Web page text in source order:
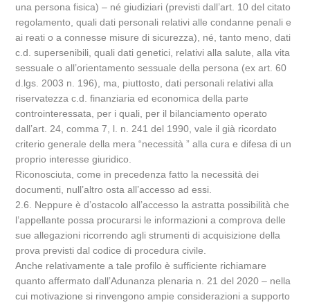
una persona fisica) – né giudiziari (previsti dall’art. 10 del citato
regolamento, quali dati personali relativi alle condanne penali e
ai reati o a connesse misure di sicurezza), né, tanto meno, dati
c.d. supersenibili, quali dati genetici, relativi alla salute, alla vita
sessuale o all’orientamento sessuale della persona (ex art. 60
d.lgs. 2003 n. 196), ma, piuttosto, dati personali relativi alla
riservatezza c.d. finanziaria ed economica della parte
controinteressata, per i quali, per il bilanciamento operato
dall’art. 24, comma 7, l. n. 241 del 1990, vale il già ricordato
criterio generale della mera “necessità ” alla cura e difesa di un
proprio interesse giuridico.
Riconosciuta, come in precedenza fatto la necessità dei
documenti, null’altro osta all’accesso ad essi.
2.6. Neppure è d’ostacolo all’accesso la astratta possibilità che
l’appellante possa procurarsi le informazioni a comprova delle
sue allegazioni ricorrendo agli strumenti di acquisizione della
prova previsti dal codice di procedura civile.
Anche relativamente a tale profilo è sufficiente richiamare
quanto affermato dall’Adunanza plenaria n. 21 del 2020 – nella
cui motivazione si rinvengono ampie considerazioni a supporto